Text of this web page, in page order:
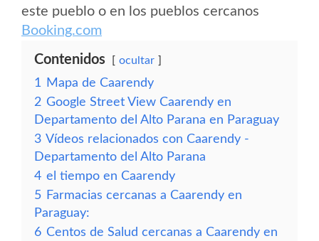
este pueblo o en los pueblos cercanos
Booking.com
Contenidos ocultar
1
Mapa de Caarendy
2 Google Street View Caarendy en
Departamento del Alto Parana en Paraguay
3 Vídeos relacionados con Caarendy -
Departamento del Alto Parana
4 el tiempo en Caarendy
5 Farmacias cercanas a Caarendy en
Paraguay:
6 Centos de Salud cercanas a Caarendy en